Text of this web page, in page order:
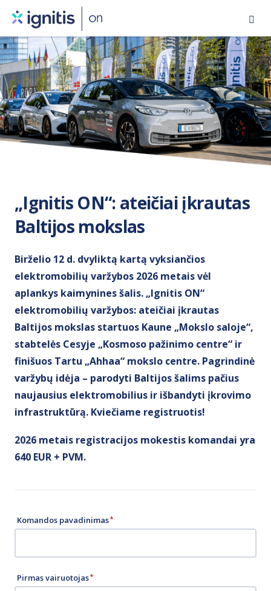
pagrindinį
turinį
„Ignitis ON“: ateičiai įkrautas
Baltijos mokslas
Birželio 12 d. dvyliktą kartą vyksiančios
elektromobilių varžybos 2026 metais vėl
aplankys kaimynines šalis. „Ignitis ON“
elektromobilių varžybos: ateičiai įkrautas
Baltijos mokslas startuos Kaune „Mokslo saloje“,
stabtelės Cesyje „Kosmoso pažinimo centre“ ir
finišuos Tartu „Ahhaa“ mokslo centre. Pagrindinė
varžybų idėja – parodyti Baltijos šalims pačius
naujausius elektromobilius ir išbandyti įkrovimo
infrastruktūrą. Kviečiame registruotis!
2026 metais registracijos mokestis komandai yra
640 EUR + PVM.
Komandos pavadinimas
Pirmas vairuotojas